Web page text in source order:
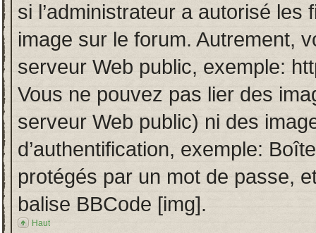
si l’administrateur a autorisé
image sur le forum. Autrement,
serveur Web public, exemple:
Vous ne pouvez pas lier des
serveur Web public) ni des
d’authentification, exemple:
protégés par un mot de passe,
balise BBCode [img].
Haut